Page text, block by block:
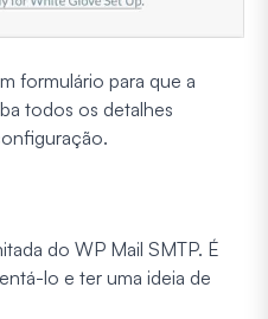
formulário para que a
todos os detalhes
do WP Mail SMTP. É
lo e ter uma ideia de